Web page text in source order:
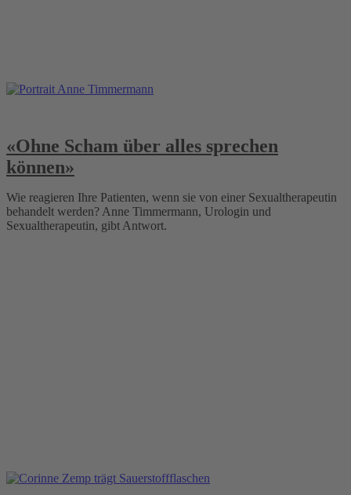
«Ohne Scham über alles sprechen
können»
Wie reagieren Ihre Patienten, wenn sie von einer Sexualtherapeutin
behandelt werden? Anne Timmermann, Urologin und
Sexualtherapeutin, gibt Antwort.